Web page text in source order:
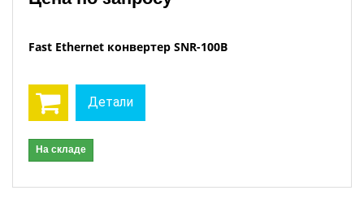
Fast Ethernet конвертер SNR-100В
Детали
На складе